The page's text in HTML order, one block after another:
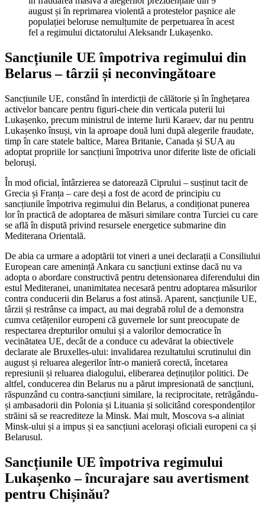
august și în reprimarea violentă a protestelor pașnice ale
populației beloruse nemulțumite de perpetuarea în acest
fel a regimului dictatorului Aleksandr Lukașenko.
Sancțiunile UE împotriva regimului din
Belarus – târzii și neconvingătoare
Sancțiunile UE, constând în interdicții de călătorie și în înghețarea
activelor bancare pentru figuri-cheie din verticala puterii lui
Lukașenko, precum ministrul de interne Iurii Karaev, dar nu pentru
Lukașenko însuși, vin la aproape două luni după alegerile fraudate,
timp în care statele baltice, Marea Britanie, Canada și SUA au
adoptat propriile lor sancțiuni împotriva unor diferite liste de oficiali
beloruși.
În mod oficial, întârzierea se datorează Ciprului – susținut tacit de
Grecia și Franța – care deși a fost de acord de principiu cu
sancțiunile împotriva regimului din Belarus, a condiționat punerea
lor în practică de adoptarea de măsuri similare contra Turciei cu care
se află în dispută privind resursele energetice submarine din
Mediterana Orientală.
De abia ca urmare a adoptării tot vineri a unei declarații a Consiliului
European care amenință Ankara cu sancțiuni extinse dacă nu va
adopta o abordare constructivă pentru detensionarea diferendului din
estul Mediteranei, unanimitatea necesară pentru adoptarea măsurilor
contra conducerii din Belarus a fost atinsă. Aparent, sancțiunile UE,
târzii și restrânse ca impact, au mai degrabă rolul de a demonstra
cumva cetățenilor europeni că guvernele lor sunt preocupate de
respectarea drepturilor omului și a valorilor democratice în
vecinătatea UE, decât de a conduce cu adevărat la obiectivele
declarate ale Bruxelles-ului: invalidarea rezultatului scrutinului din
august și reluarea alegerilor într-o manieră corectă, încetarea
represiunii și reluarea dialogului, eliberarea deținuților politici. De
altfel, conducerea din Belarus nu a părut impresionată de sancțiuni,
răspunzând cu contra-sancțiuni similare, la reciprocitate, retrăgându-
și ambasadorii din Polonia și Lituania și solicitând corespondenților
străini să se reacrediteze la Minsk. Mai mult, Moscova s-a aliniat
Minsk-ului și a impus și ea sancțiuni acelorași oficiali europeni ca și
Belarusul.
Sancțiunile UE împotriva regimului
Lukașenko – încurajare sau avertisment
pentru Chișinău?